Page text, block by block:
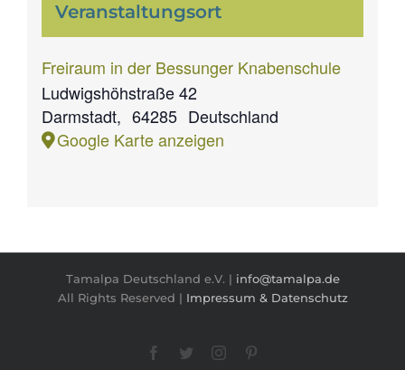
Veranstaltungsort
Freiraum in der Bessunger Knabenschule
Ludwigshöhstraße 42
Darmstadt, 64285 Deutschland
Google Karte anzeigen
Tamalpa Deutschland e.V. | info@tamalpa.de
All Rights Reserved | Impressum & Datenschutz
Facebook
TwitterInstagram